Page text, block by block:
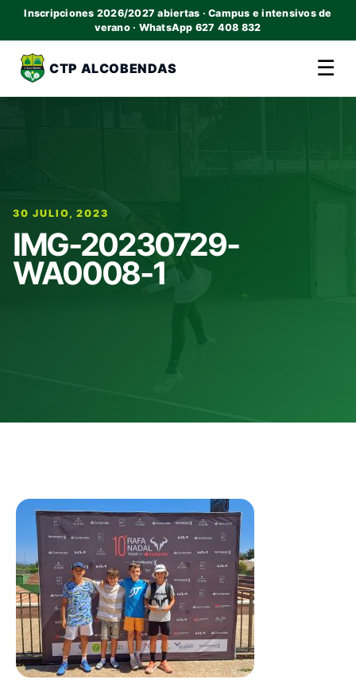
Inscripciones 2026/2027 abiertas · Campus e intensivos de
verano · WhatsApp 627 408 832
CTP ALCOBENDAS ☰
30 JULIO, 2023
IMG-20230729-
WA0008-1